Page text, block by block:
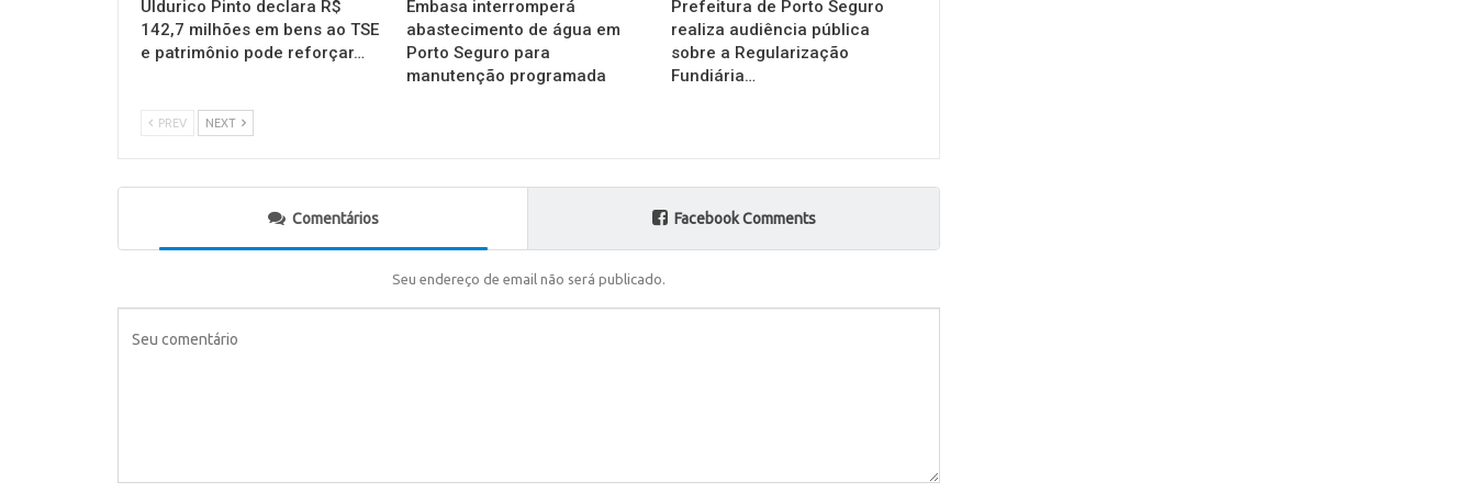
Uldurico Pinto declara R$
142,7 milhões em bens ao TSE
e patrimônio pode reforçar…
Embasa interromperá
abastecimento de água em
Porto Seguro para
manutenção programada
Prefeitura de Porto Seguro
realiza audiência pública
sobre a Regularização
Fundiária…
PREV NEXT
Comentários Facebook Comments
Seu endereço de email não será publicado.